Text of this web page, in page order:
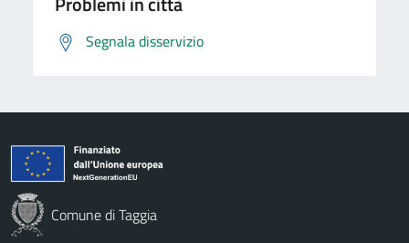
Segnala disservizio
Comune di Taggia